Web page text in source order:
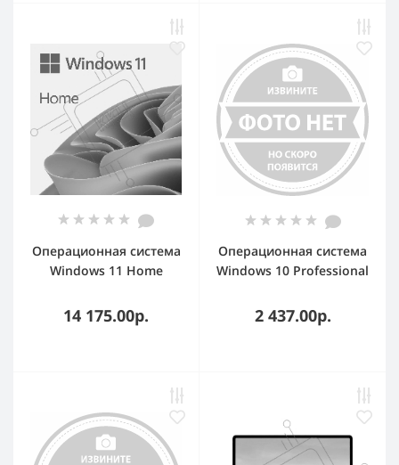
Операционная система
Windows 11 Home
14 175.00р.
Операционная система
Windows 10 Professional
2 437.00р.